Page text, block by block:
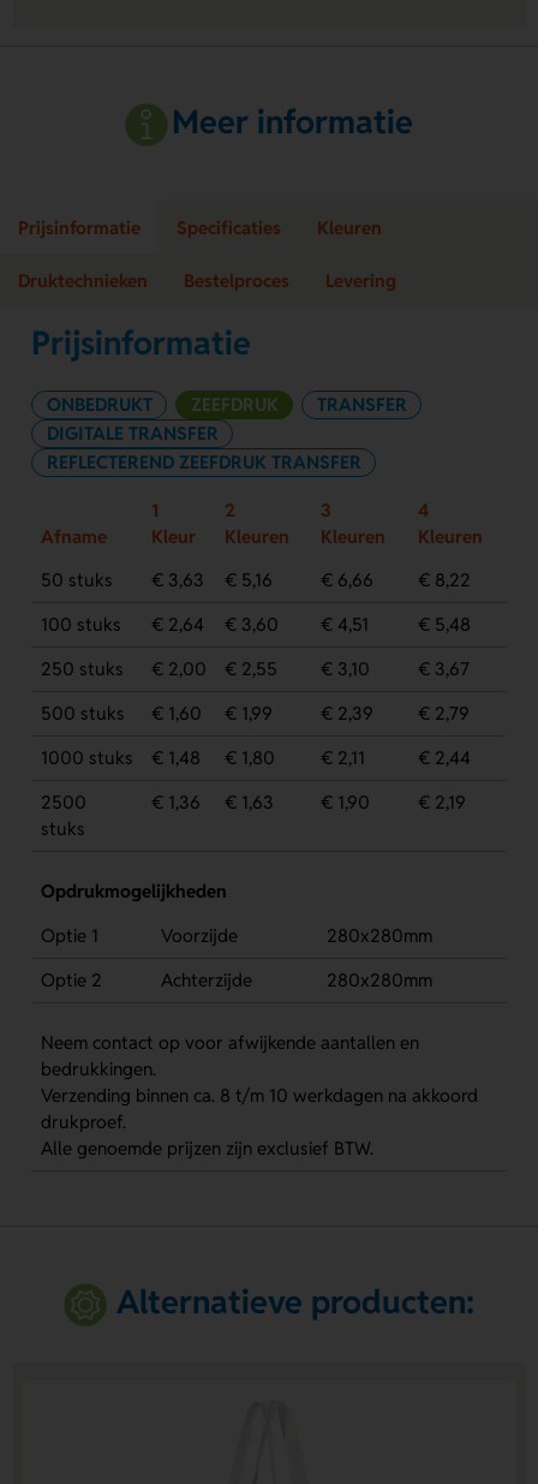
Meer informatie
Prijsinformatie Specificaties Kleuren
Druktechnieken Bestelproces Levering
Prijsinformatie
ONBEDRUKT ZEEFDRUK
TRANSFER
DIGITALE TRANSFER
REFLECTEREND ZEEFDRUK TRANSFER
Afname
1
Kleur
2
Kleuren
3
Kleuren
4
Kleuren
50 stuks
€ 3,63 € 5,16 € 6,66
€ 8,22
100 stuks
€ 2,64 € 3,60 € 4,51
€ 5,48
250 stuks
€ 2,00 € 2,55 € 3,10
€ 3,67
500 stuks
€ 1,60 € 1,99 € 2,39
€ 2,79
1000 stuks
€ 1,48 € 1,80 € 2,11
€ 2,44
2500
stuks
€ 1,36 € 1,63 € 1,90 € 2,19
Opdrukmogelijkheden
Optie 1
Voorzijde
280x280mm
Optie 2
Achterzijde 280x280mm
Neem contact op voor afwijkende aantallen en
bedrukkingen.
Verzending binnen ca. 8 t/m 10 werkdagen na akkoord
drukproef.
Alle genoemde prijzen zijn exclusief BTW.
Alternatieve producten: